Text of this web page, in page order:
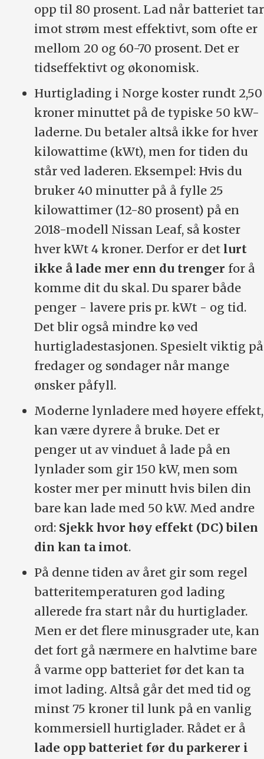
opp til 80 prosent. Lad når batteriet tar
imot strøm mest effektivt, som ofte er
mellom 20 og 60-70 prosent. Det er
tidseffektivt og økonomisk.
Hurtiglading i Norge koster rundt 2,50
kroner minuttet på de typiske 50 kW-
laderne. Du betaler altså ikke for hver
kilowattime (kWt), men for tiden du
står ved laderen. Eksempel: Hvis du
bruker 40 minutter på å fylle 25
kilowattimer (12-80 prosent) på en
2018-modell Nissan Leaf, så koster
hver kWt 4 kroner. Derfor er det lurt
ikke å lade mer enn du trenger for å
komme dit du skal. Du sparer både
penger - lavere pris pr. kWt - og tid.
Det blir også mindre kø ved
hurtigladestasjonen. Spesielt viktig på
fredager og søndager når mange
ønsker påfyll.
Moderne lynladere med høyere effekt,
kan være dyrere å bruke. Det er
penger ut av vinduet å lade på en
lynlader som gir 150 kW, men som
koster mer per minutt hvis bilen din
bare kan lade med 50 kW. Med andre
ord: Sjekk hvor høy effekt (DC) bilen
din kan ta imot.
På denne tiden av året gir som regel
batteritemperaturen god lading
allerede fra start når du hurtiglader.
Men er det flere minusgrader ute, kan
det fort gå nærmere en halvtime bare
å varme opp batteriet før det kan ta
imot lading. Altså går det med tid og
minst 75 kroner til lunk på en vanlig
kommersiell hurtiglader. Rådet er å
lade opp batteriet før du parkerer i